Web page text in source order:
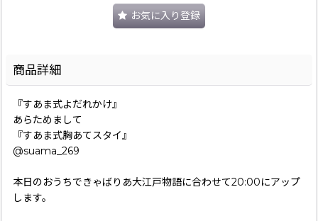
お気に入り登録
商品詳細
『すあま式よだれかけ』
あらためまして
『すあま式胸あてスタイ』
@suama_269
本日のおうちできゃばりあ大江戸物語に合わせて20:00にアップ
します。